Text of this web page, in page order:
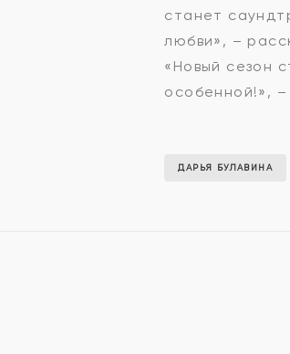
станет
любви», –
«Новый сезон
особенной!», –
ДАРЬЯ БУЛАВИНА